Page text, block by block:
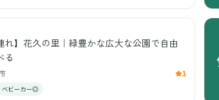
れ】花久の里｜緑豊かな広大な公園で自由
る
1
ベビーカー◎